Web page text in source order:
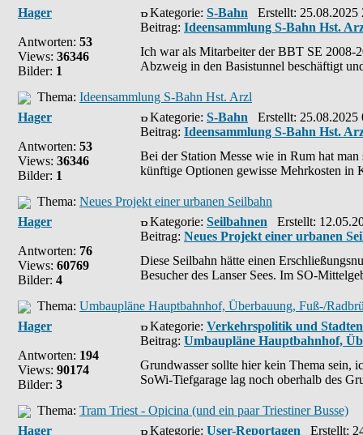
Hager
Antworten: 53
Views: 36346
Bilder: 1
Kategorie: S-Bahn Erstellt: 25.08.2025
Beitrag: Ideensammlung S-Bahn Hst.
Ich war als Mitarbeiter der BBT SE 2008-
Abzweig in den Basistunnel beschäftigt
Thema: Ideensammlung S-Bahn Hst. Arzl
Hager
Antworten: 53
Views: 36346
Bilder: 1
Kategorie: S-Bahn Erstellt: 25.08.2025
Beitrag: Ideensammlung S-Bahn Hst.
Bei der Station Messe wie in Rum hat
künftige Optionen gewisse Mehrkosten in
Thema: Neues Projekt einer urbanen Seilbahn
Hager
Antworten: 76
Views: 60769
Bilder: 4
Kategorie: Seilbahnen Erstellt:
Beitrag: Neues Projekt einer urbanen
Diese Seilbahn hätte einen
Besucher des Lanser Sees. Im SO-
Thema: Umbaupläne Hauptbahnhof, Überbauung, Fuß-/
Hager
Antworten: 194
Views: 90174
Bilder: 3
Kategorie: Verkehrspolitik und
Beitrag: Umbaupläne Hauptbahnhof,
Grundwasser sollte hier kein Thema sein,
SoWi-Tiefgarage lag noch oberhalb des
Thema: Tram Triest - Opicina (und ein paar Triestiner Busse)
Hager
Kategorie: User-Reportagen Erstellt: